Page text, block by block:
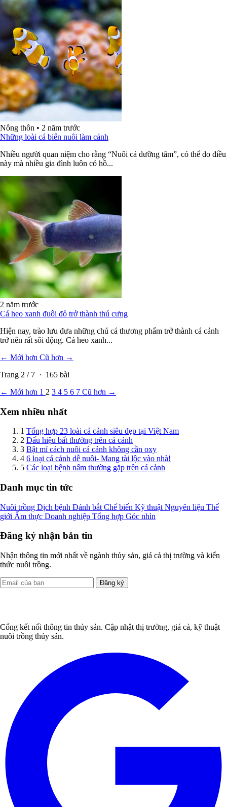
Nông thôn • 2 năm trước
Những loài cá biển nuôi làm cảnh
Nhiều người quan niệm cho rằng “Nuôi cá dưỡng tâm”, có thể do điều
này mà nhiều gia đình luôn có hồ...
2 năm trước
Cá heo xanh đuôi đỏ trở thành thú cưng
Hiện nay, trào lưu đưa những chú cá thương phẩm trở thành cá cảnh
trở nên rất sôi động. Cá heo xanh...
← Mới hơn Cũ hơn →
Trang 2 / 7 · 165 bài
← Mới hơn 1 2 3 4 5 6 7 Cũ hơn →
Xem nhiều nhất
1 Tổng hợp 23 loài cá cảnh siêu đẹp tại Việt Nam
2 Dấu hiệu bất thường trên cá cảnh
3 Bật mí cách nuôi cá cảnh không cần oxy
4 6 loại cá cảnh dễ nuôi- Mang tài lộc vào nhà!
5 Các loại bệnh nấm thường gặp trên cá cảnh
Danh mục tin tức
Nuôi trồng Dịch bệnh Đánh bắt Chế biến Kỹ thuật Nguyên liệu Thế
giới Ẩm thực Doanh nghiệp Tổng hợp Góc nhìn
Đăng ký nhận bản tin
Nhận thông tin mới nhất về ngành thủy sản, giá cả thị trường và kiến
thức nuôi trồng.
Đăng ký
Cổng kết nối thông tin thủy sản. Cập nhật thị trường, giá cả, kỹ thuật
nuôi trồng thủy sản.